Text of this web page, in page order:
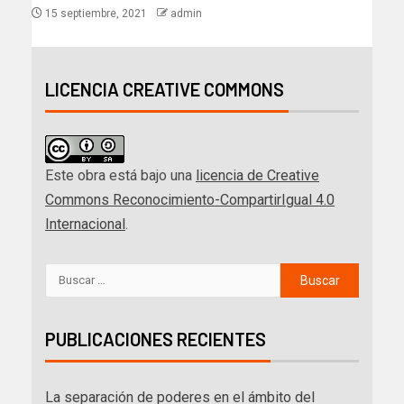
15 septiembre, 2021 admin
LICENCIA CREATIVE COMMONS
Este obra está bajo una licencia de Creative
Commons Reconocimiento-CompartirIgual 4.0
Internacional
PUBLICACIONES RECIENTES
La separación de poderes en el ámbito del